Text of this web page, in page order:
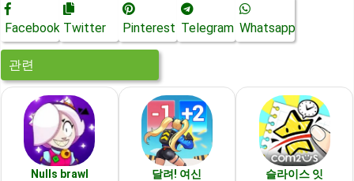
Facebook Twitter Pinterest Telegram Whatsapp
관련
Nulls brawl 달려! 여신 슬라이스 잇